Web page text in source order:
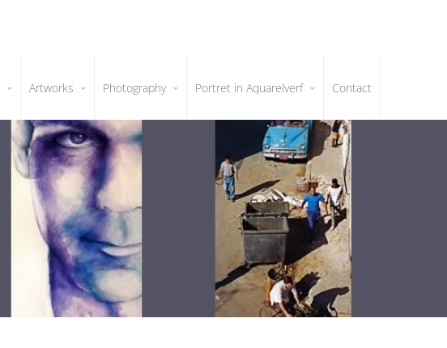
Artworks Photography Portret in Aquarelverf Contact